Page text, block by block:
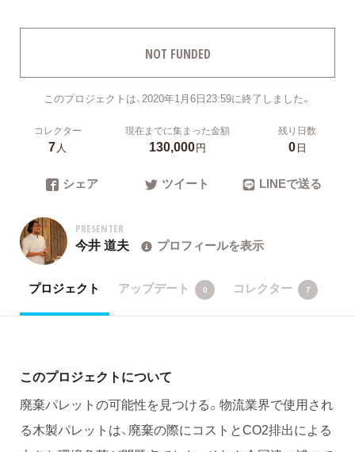
NOT FUNDED
このプロジェクトは、2020年1月6日23:59に終了しました。
コレクター
7人
現在までに集まった金額
130,000円
残り日数
0日
シェア ツイート LINEで送る
PRESENTER
今井 道夫 プロフィールを表示
プロジェクト アップデート 0 コレクター 7
このプロジェクトについて
廃棄パレットの可能性を見つける。物流業界で使用され
る木製パレットは、廃棄の際にコストとCO2排出による